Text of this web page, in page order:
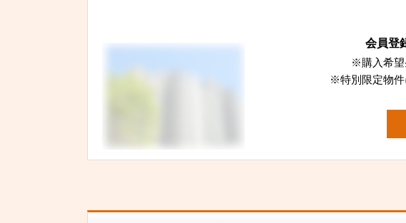
会員登
※購入希望
※特別限定物件